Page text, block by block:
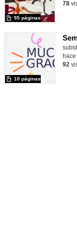
95 páginas
78
10 páginas
92